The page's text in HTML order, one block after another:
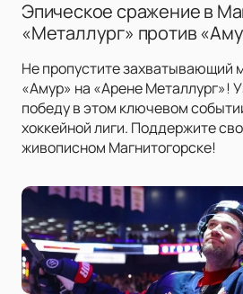
Эпическое сражение в
«Металлург» против
Не пропустите захватывающий
«Амур» на «Арене Металлург»!
победу в этом ключевом
хоккейной лиги. Поддержите
живописном Магнитогорске!